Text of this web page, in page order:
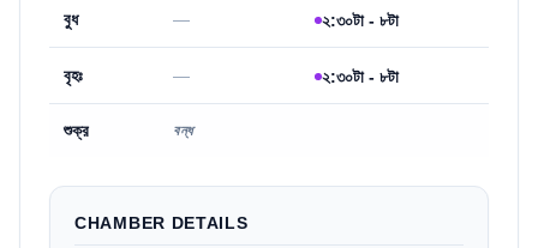
বুধ — ২:৩০টা - ৮টা
বৃহঃ — ২:৩০টা - ৮টা
শুক্র বন্ধ
CHAMBER DETAILS